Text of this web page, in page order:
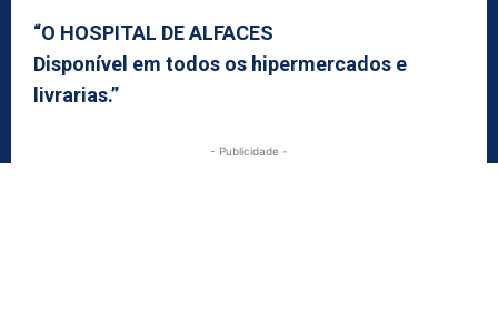
“O HOSPITAL DE ALFACES
Disponível em todos os hipermercados e
livrarias.”
- Publicidade -